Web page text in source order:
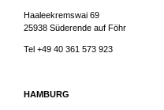
Haaleekremswai 69
25938 Süderende auf Föhr
Tel +49 40 361 573 923
HAMBURG